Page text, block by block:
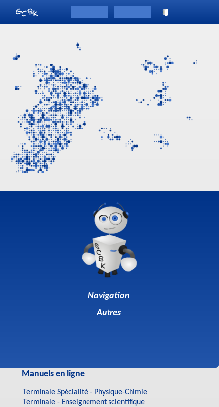
Navigation
Autres
Manuels en ligne
Terminale Spécialité - Physique-Chimie
Terminale - Enseignement scientifique